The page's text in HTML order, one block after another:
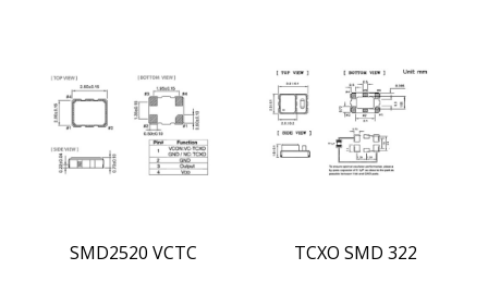
SMD2520 VCTC TCXO SMD 322